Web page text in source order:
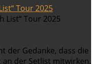
Tour 2025
der Gedanke, dass die
an der Setlist mitwirken.